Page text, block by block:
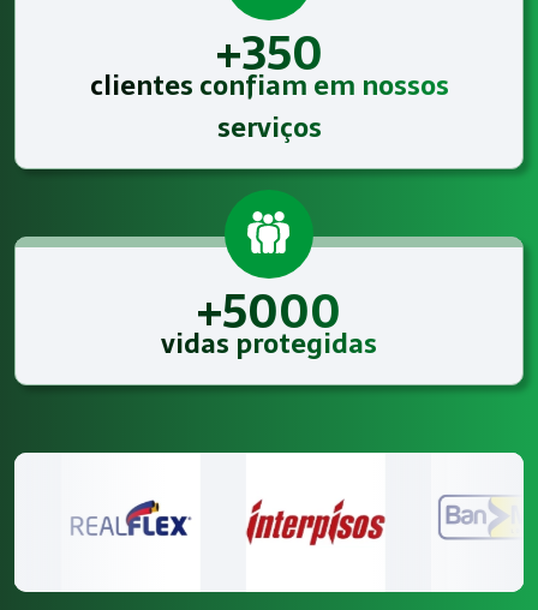
+350
clientes confiam em nossos
serviços
+5000
vidas protegidas